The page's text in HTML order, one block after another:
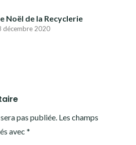
Noël de la Recyclerie
décembre 2020
pas publiée. Les champs
avec *